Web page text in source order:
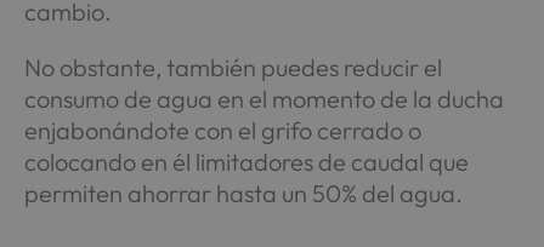
cambio.
No obstante, también puedes reducir el
consumo de agua en el momento de la ducha
enjabonándote con el grifo cerrado o
colocando en él limitadores de caudal que
permiten ahorrar hasta un 50% del agua.